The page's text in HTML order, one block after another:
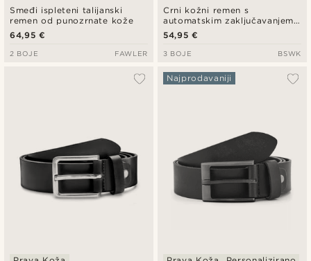
Smeđi ispleteni talijanski
remen od punozrnate kože
64,95 €
2 BOJE FAWLER
Crni kožni remen s
automatskim zaključavanjem i
čvrstom kopčom
54,95 €
3 BOJE BSWK
Najprodavaniji